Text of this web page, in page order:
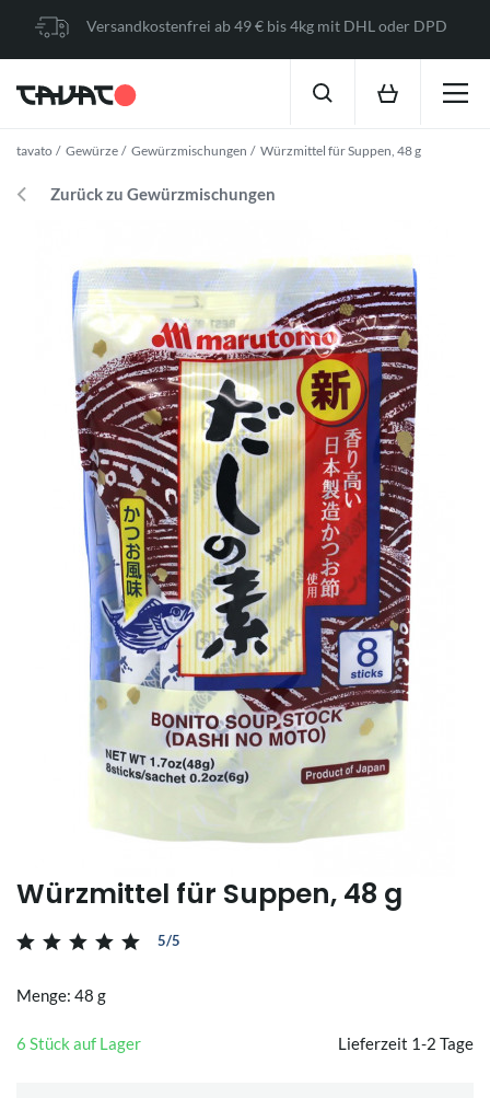
Versandkostenfrei ab 49 € bis 4kg mit DHL oder DPD
tavato Gewürze Gewürzmischungen Würzmittel für Suppen, 48 g
Zurück zu Gewürzmischungen
Würzmittel für Suppen, 48 g
5/5
Menge: 48 g
6 Stück auf Lager Lieferzeit 1-2 Tage